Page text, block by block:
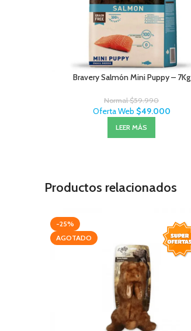
Bravery Salmón Mini Puppy – 7Kg
Normal$59.990
Oferta Web $49.000
LEER MÁS
Productos relacionados
-25%
AGOTADO